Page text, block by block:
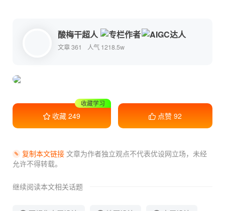
酸梅干超人
文章 361 人气 1218.5w
收藏 249
干货满满
点赞 92
复制本文链接文章为作者独立观点不代表优设网立场， 未经
允许不得转载。
继续阅读本文相关话题